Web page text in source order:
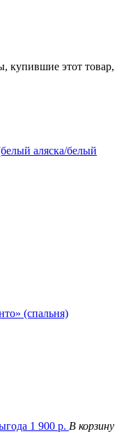
купившие этот товар,
аляска/белый
(спальня)
1 900 р. В корзину